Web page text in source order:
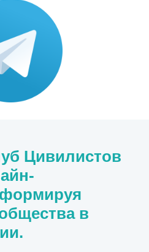
Цивилистов
в